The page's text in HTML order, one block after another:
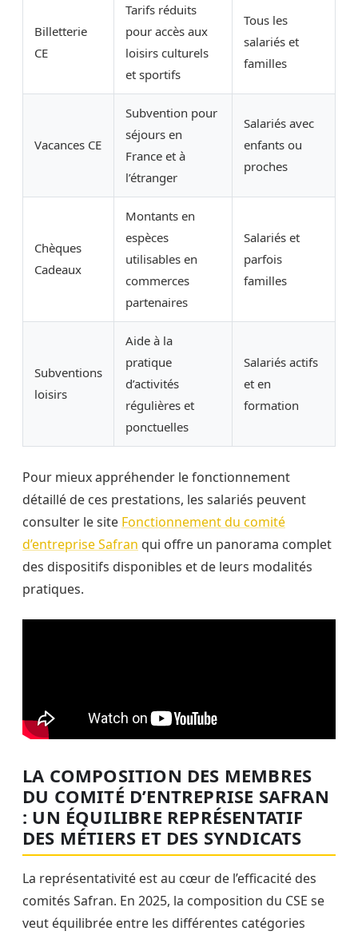
Billetterie
CE
Tarifs réduits
pour accès aux
loisirs culturels
et sportifs
Tous les
salariés et
familles
Vacances CE
Subvention pour
séjours en
France et à
l’étranger
Salariés avec
enfants ou
proches
Chèques
Cadeaux
Montants en
espèces
utilisables en
commerces
partenaires
Salariés et
parfois
familles
Subventions
loisirs
Aide à la
pratique
d’activités
régulières et
ponctuelles
Salariés actifs
et en
formation
Pour mieux appréhender le fonctionnement
détaillé de ces prestations, les salariés peuvent
consulter le site Fonctionnement du comité
d’entreprise Safran qui offre un panorama complet
des dispositifs disponibles et de leurs modalités
pratiques.
LA COMPOSITION DES MEMBRES
DU COMITÉ D’ENTREPRISE SAFRAN
: UN ÉQUILIBRE REPRÉSENTATIF
DES MÉTIERS ET DES SYNDICATS
La représentativité est au cœur de l’efficacité des
comités Safran. En 2025, la composition du CSE se
veut équilibrée entre les différentes catégories